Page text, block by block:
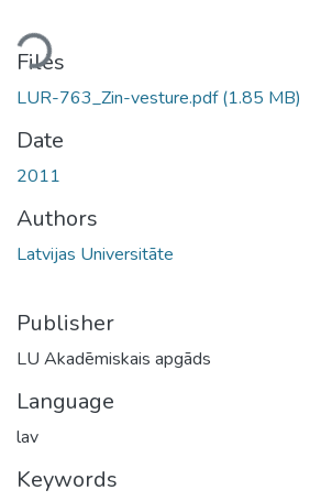
Files
LUR-763_Zin-vesture.pdf(1.85 MB)
Date
2011
Authors
Latvijas Universitāte
Publisher
LU Akadēmiskais apgāds
Language
lav
Keywords